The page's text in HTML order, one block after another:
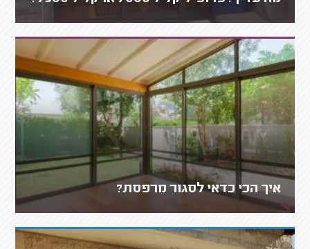
איך הכי כדאי לסגור מרפסת?